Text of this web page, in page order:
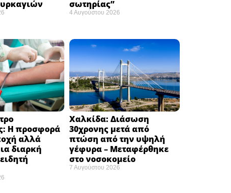
σωτηρίας”
4 Αυγούστου 2026
H προσφορά
αλλά
διαρκή
Χαλκίδα: Διάσωση
30χρονης μετά από
πτώση από την υψηλή
γέφυρα – Μεταφέρθηκε
στο νοσοκομείο ​
7 Αυγούστου 2026